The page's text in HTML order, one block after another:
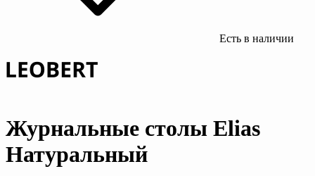
Есть в наличии
Журнальные столы Elias
Натуральный